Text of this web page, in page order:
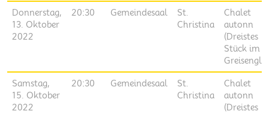
Donnerstag,
13. Oktober
2022
20:30 Gemeindesaal
St.
Christina
Chalet
autonn
(Dreistes
Stück im
Samstag,
15. Oktober
2022
20:30 Gemeindesaal
St.
Christina
Chalet
autonn
(Dreistes